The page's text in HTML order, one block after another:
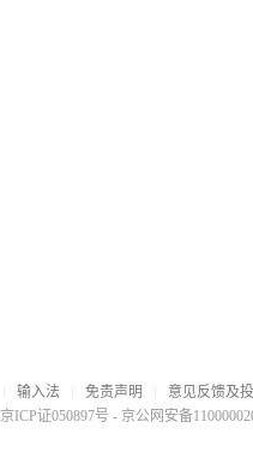
输入法 免责声明
意见反馈及
京ICP证050897号 - 京公网安备